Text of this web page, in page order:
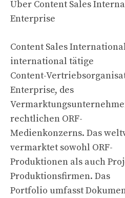
Über Content Sales
Enterprise
Content Sales
international tätige
Content-
Enterprise, des
rechtlichen ORF-
Medienkonzerns. Das
vermarktet sowohl ORF-
Produktionen als auch
Produktionsfirmen. Das
Portfolio umfasst